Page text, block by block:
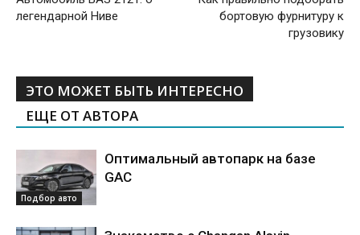
легендарной Ниве
бортовую фурнитуру к
грузовику
ЭТО МОЖЕТ БЫТЬ ИНТЕРЕСНО
ЕЩЕ ОТ АВТОРА
Подбор авто
Оптимальный автопарк на базе
GAC